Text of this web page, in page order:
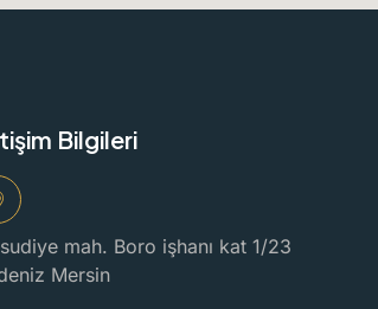
Bilgileri
mah. Boro işhanı kat 1/23
Mersin